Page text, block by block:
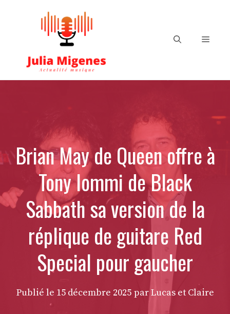
Menu
Brian May de Queen offre à
Tony Iommi de Black
Sabbath sa version de la
réplique de guitare Red
Special pour gaucher
Publié le 15 décembre 2025 par Lucas et Claire